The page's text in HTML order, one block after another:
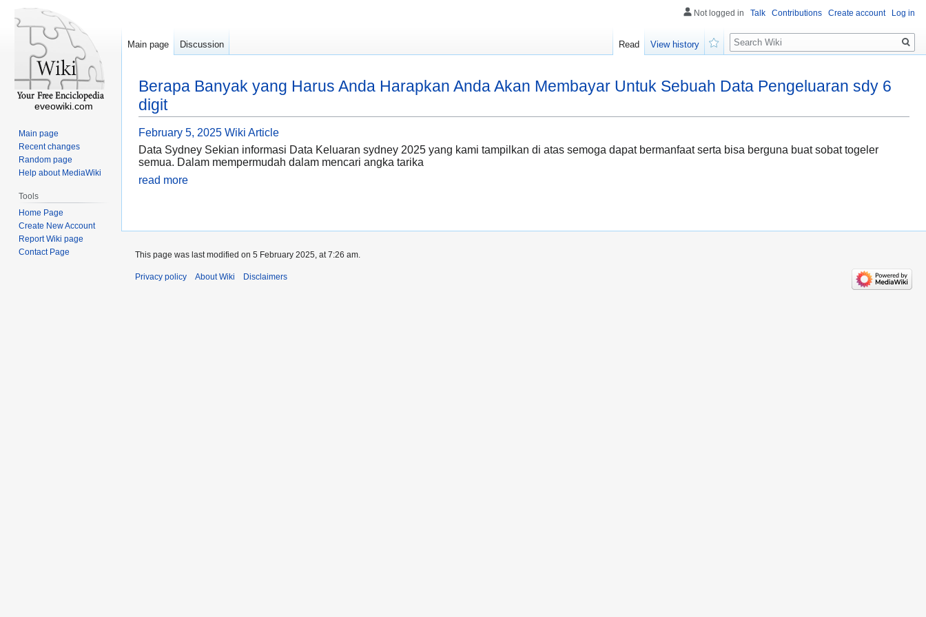
Berapa Banyak yang Harus Anda Harapkan Anda Akan Membayar Untuk Sebuah Data Pengeluaran sdy 6
digit
February 5, 2025 Wiki Article
Data Sydney Sekian informasi Data Keluaran sydney 2025 yang kami tampilkan di atas semoga dapat bermanfaat serta bisa berguna buat sobat togeler
semua. Dalam mempermudah dalam mencari angka tarika
read more
Not logged in Talk Contributions Create account Log in
Main page Discussion Read
View history
Search
eveowiki.com
Main page
Recent changes
Random page
Help about MediaWiki
Tools
Home Page
Create New Account
Report Wiki page
Contact Page
This page was last modified on 5 February 2025, at 7:26 am.
Privacy policy About Wiki Disclaimers